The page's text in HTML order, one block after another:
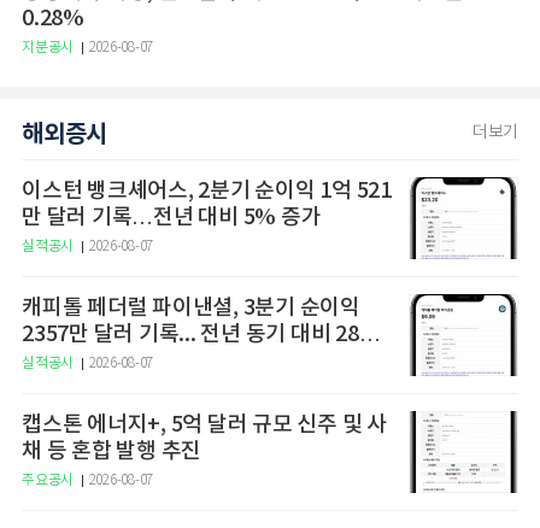
0.28%
지분공시 2026-08-07
해외증시 더보기
이스턴 뱅크셰어스, 2분기 순이익 1억 521
만 달러 기록…전년 대비 5% 증가
실적공시 2026-08-07
캐피톨 페더럴 파이낸셜, 3분기 순이익
2357만 달러 기록... 전년 동기 대비 28%
증가
실적공시 2026-08-07
캡스톤 에너지+, 5억 달러 규모 신주 및 사
채 등 혼합 발행 추진
주요공시 2026-08-07